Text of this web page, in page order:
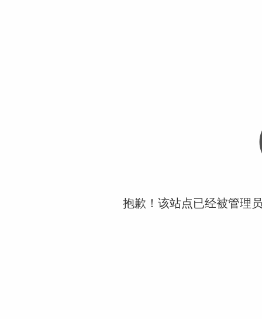
抱歉！该站点已经被管理